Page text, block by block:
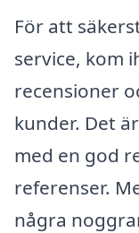
För att
service, kom
recensioner
kunder. Det
med en god
referenser.
några